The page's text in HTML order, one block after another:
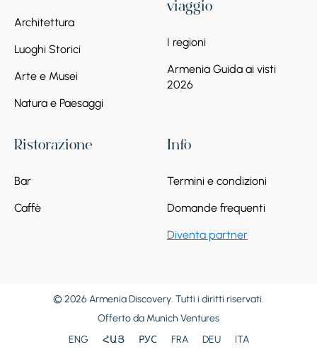
Architettura
Luoghi Storici
Arte e Musei
Natura e Paesaggi
viaggio
I regioni
Armenia Guida ai visti
2026
Ristorazione
Bar
Caffè
Info
Termini e condizioni
Domande frequenti
Diventa partner
© 2026 Armenia Discovery. Tutti i diritti riservati.
Offerto da Munich Ventures
ENG
ՀԱՅ РУС FRA DEU ITA